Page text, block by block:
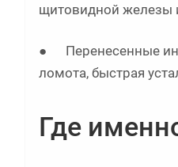
щитовидной железы
● Перенесенные
ломота, быстрая
Где